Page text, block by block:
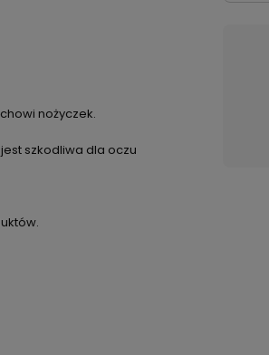
nożyczek.
szkodliwa dla oczu